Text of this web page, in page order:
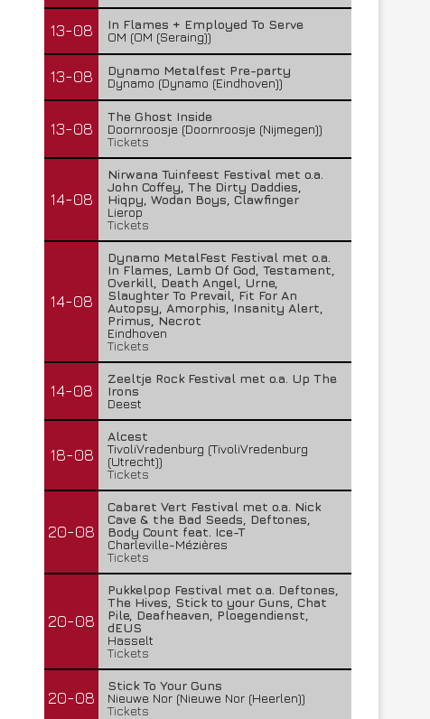
13-08
In Flames + Employed To Serve
OM (OM (Seraing))
13-08
Dynamo Metalfest Pre-party
Dynamo (Dynamo (Eindhoven))
13-08
The Ghost Inside
Doornroosje (Doornroosje (Nijmegen))
Tickets
14-08
Nirwana Tuinfeest Festival met o.a.
John Coffey, The Dirty Daddies,
Hiqpy, Wodan Boys, Clawfinger
Lierop
Tickets
14-08
Dynamo MetalFest Festival met o.a.
In Flames, Lamb Of God, Testament,
Overkill, Death Angel, Urne,
Slaughter To Prevail, Fit For An
Autopsy, Amorphis, Insanity Alert,
Primus, Necrot
Eindhoven
Tickets
14-08
Zeeltje Rock Festival met o.a. Up The
Irons
Deest
18-08
Alcest
TivoliVredenburg (TivoliVredenburg
(Utrecht))
Tickets
20-08
Cabaret Vert Festival met o.a. Nick
Cave & the Bad Seeds, Deftones,
Body Count feat. Ice-T
Charleville-Mézières
Tickets
20-08
Pukkelpop Festival met o.a. Deftones,
The Hives, Stick to your Guns, Chat
Pile, Deafheaven, Ploegendienst,
dEUS
Hasselt
Tickets
20-08
Stick To Your Guns
Nieuwe Nor (Nieuwe Nor (Heerlen))
Tickets